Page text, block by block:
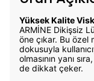
Yüksek Kalite
ARMİNE Dikişsiz
öne çıkar. Bu
dokusuyla
olmasının yanı
de dikkat çeker.